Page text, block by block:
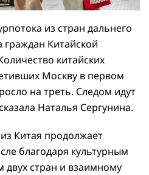
из стран дальнего
Китайской
китайских
Москву в первом
на треть. Следом идут
Наталья Сергунина.
Китая продолжает
благодаря культурным
двух стран и взаимному